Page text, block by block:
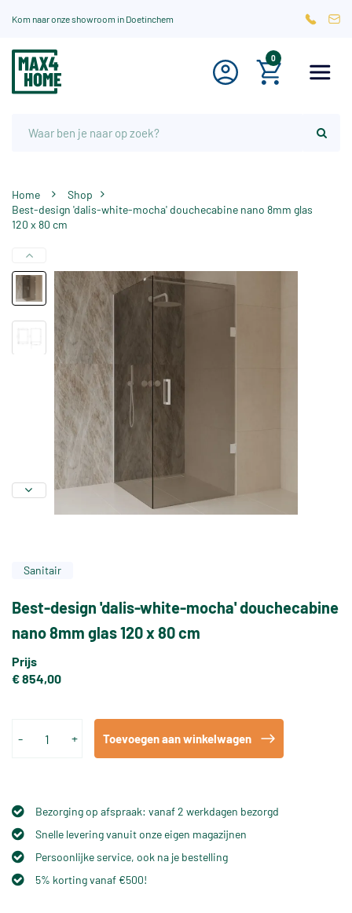
Kom naar onze showroom in Doetinchem
0
Home
Shop
Best-design 'dalis-white-mocha' douchecabine nano 8mm glas
120 x 80 cm
Sanitair
Best-design 'dalis-white-mocha' douchecabine
nano 8mm glas 120 x 80 cm
Prijs
€ 854,00
- + Toevoegen aan winkelwagen
Bezorging op afspraak: vanaf 2 werkdagen bezorgd
Snelle levering vanuit onze eigen magazijnen
Persoonlijke service, ook na je bestelling
5% korting vanaf €500!